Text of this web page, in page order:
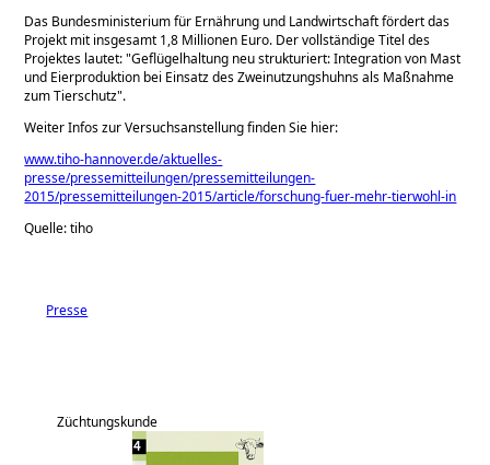
Das Bundesministerium für Ernährung und Landwirtschaft fördert das
Projekt mit insgesamt 1,8 Millionen Euro. Der vollständige Titel des
Projektes lautet: Geflügelhaltung neu strukturiert: Integration von Mast
und Eierproduktion bei Einsatz des Zweinutzungshuhns als Maßnahme
zum Tierschutz .
Weiter Infos zur Versuchsanstellung finden Sie hier:
www.tiho-hannover.de/aktuelles-
presse/pressemitteilungen/pressemitteilungen-
2015/pressemitteilungen-2015/article/forschung-fuer-mehr-tierwohl-in
Quelle: tiho
Presse
Züchtungskunde